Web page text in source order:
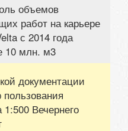
объемов
работ на карьере
с 2014 года
млн. м3
документации
1:500 Вечернего